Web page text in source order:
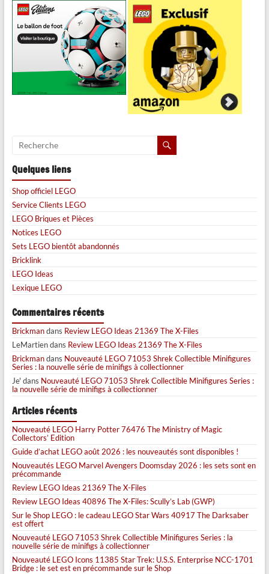
Quelques liens
Shop officiel LEGO
Service Clients LEGO
LEGO Briques et Pièces
Notices LEGO
Sets LEGO bientôt abandonnés
Bricklink
LEGO Ideas
Lexique LEGO
Commentaires récents
Brickmandans Review LEGO Ideas 21369 The X-Files
LeMartiendans Review LEGO Ideas 21369 The X-Files
Brickmandans Nouveauté LEGO 71053 Shrek Collectible Minifigures
Series : la nouvelle série de minifigs à collectionner
Je' dans Nouveauté LEGO 71053 Shrek Collectible Minifigures Series :
la nouvelle série de minifigs à collectionner
Articles récents
Nouveauté LEGO Harry Potter 76476 The Ministry of Magic
Collectors’ Edition
Guide d’achat LEGO août 2026 : les nouveautés sont disponibles !
Nouveautés LEGO Marvel Avengers Doomsday 2026 : les sets sont en
précommande
Review LEGO Ideas 21369 The X-Files
Review LEGO Ideas 40896 The X-Files: Scully’s Lab (GWP)
Sur le Shop LEGO : le cadeau LEGO Star Wars 40917 The Darksaber
est offert
Nouveauté LEGO 71053 Shrek Collectible Minifigures Series : la
nouvelle série de minifigs à collectionner
Nouveauté LEGO Icons 11385 Star Trek: U.S.S. Enterprise NCC-1701
Bridge : le set est en précommande sur le Shop